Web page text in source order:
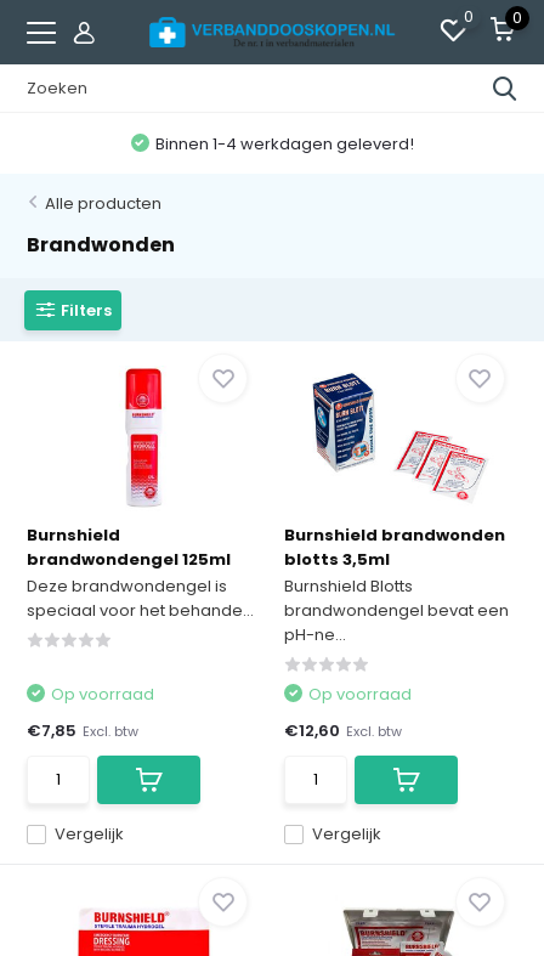
0 0
Binnen 1-4 werkdagen geleverd!
Alle producten
Brandwonden
Filters
Burnshield
brandwondengel 125ml
Deze brandwondengel is
speciaal voor het behande...
Vergelijk
Op voorraad
€7,85 Excl. btw
Burnshield brandwonden
blotts 3,5ml
Burnshield Blotts
brandwondengel bevat een
pH-ne...
Vergelijk
Op voorraad
€12,60 Excl. btw